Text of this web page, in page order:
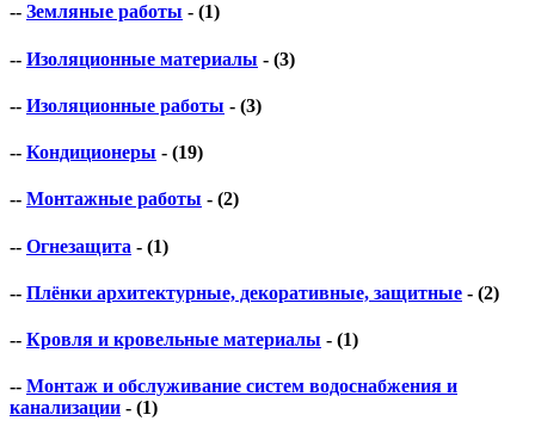
-- Земляные работы - (1)
-- Изоляционные материалы - (3)
-- Изоляционные работы - (3)
-- Кондиционеры - (19)
-- Монтажные работы - (2)
-- Огнезащита - (1)
-- Плёнки архитектурные, декоративные, защитные - (2)
-- Кровля и кровельные материалы - (1)
-- Монтаж и обслуживание систем водоснабжения и
канализации - (1)